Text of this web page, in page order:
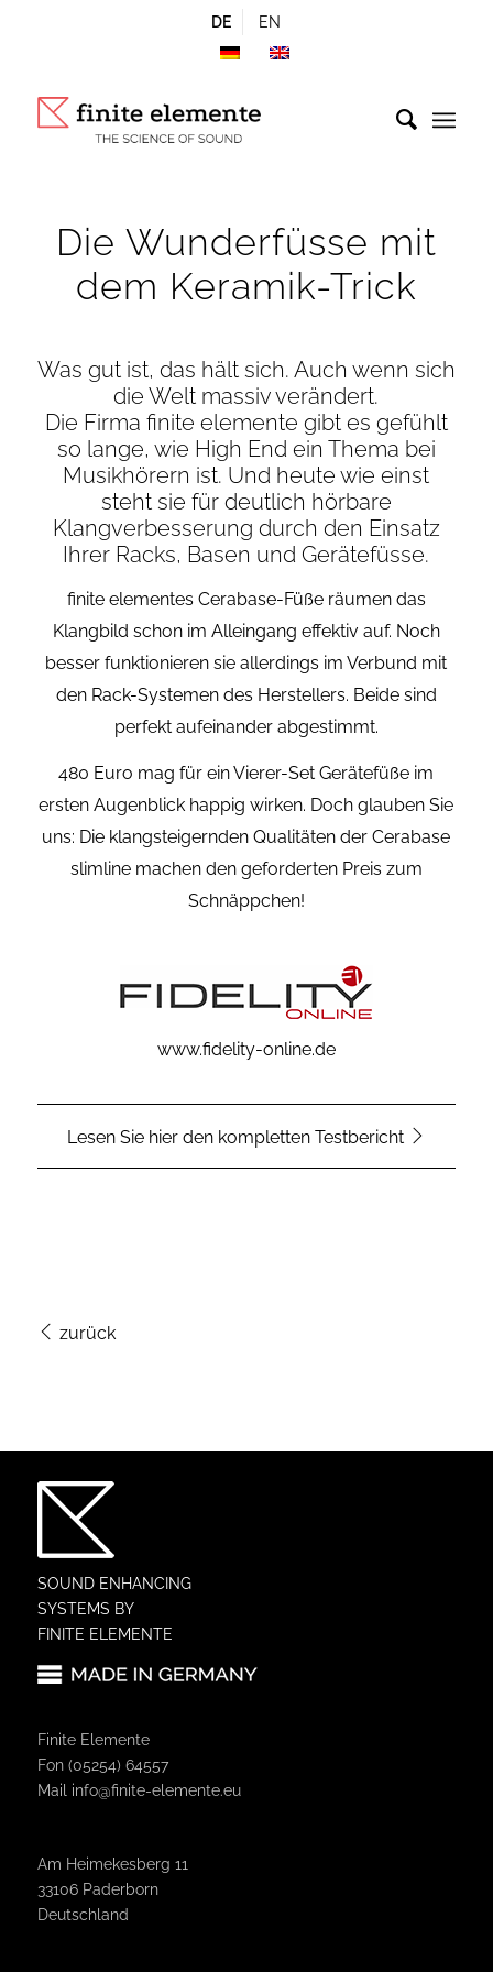
DE EN
Die Wunderfüsse mit
dem Keramik-Trick
Was gut ist, das hält sich. Auch wenn sich
die Welt massiv verändert.
Die Firma finite elemente gibt es gefühlt
so lange, wie High End ein Thema bei
Musikhörern ist. Und heute wie einst
steht sie für deutlich hörbare
Klangverbesserung durch den Einsatz
Ihrer Racks, Basen und Gerätefüsse.
finite elementes Cerabase-Füße räumen das
Klangbild schon im Alleingang effektiv auf. Noch
besser funktionieren sie allerdings im Verbund mit
den Rack-Systemen des Herstellers. Beide sind
perfekt aufeinander abgestimmt.
480 Euro mag für ein Vierer-Set Gerätefüße im
ersten Augenblick happig wirken. Doch glauben Sie
uns: Die klangsteigernden Qualitäten der Cerabase
slimline machen den geforderten Preis zum
Schnäppchen!
www.fidelity-online.de
Lesen Sie hier den kompletten Testbericht
zurück
SOUND ENHANCING
SYSTEMS BY
FINITE ELEMENTE
Finite Elemente
Fon (05254) 64557
Mail info@finite-elemente.eu
Am Heimekesberg 11
33106 Paderborn
Deutschland